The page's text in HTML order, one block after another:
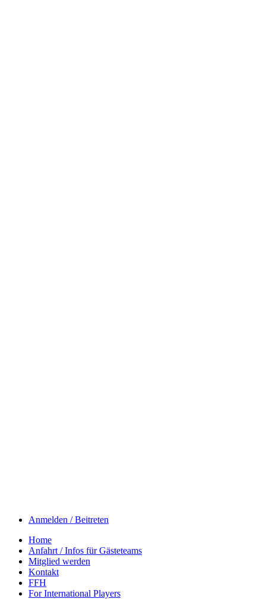
Anmelden / Beitreten
Home
Anfahrt / Infos für Gästeteams
Mitglied werden
Kontakt
FFH
For International Players